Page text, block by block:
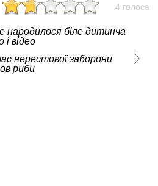
4 голоса
народилося біле дитинча
відео
нерестової заборони
риби